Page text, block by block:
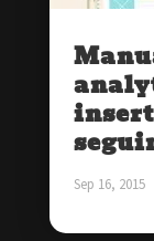
Sep 16, 2015